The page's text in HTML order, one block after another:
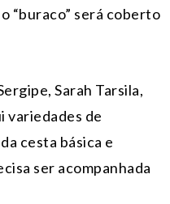
“buraco” será coberto
Sarah Tarsila,
variedades de
cesta básica e
ser acompanhada